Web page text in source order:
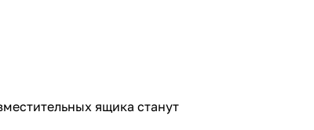
ящика станут